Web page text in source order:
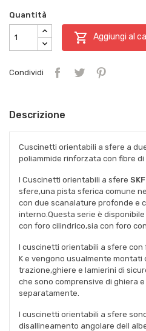
Quantità
 Aggiungi al
Condividi
Descrizione
Cuscinetti orientabili a sfere a
poliammide rinforzata con fibre di
I Cuscinetti orientabili a sfere SKF
sfere,una pista sferica comune
con due scanalature profonde e
interno.Questa serie è
con foro cilindrico,sia con foro
I cuscinetti orientabili a sfere con
K e vengono usualmente montati
trazione,ghiere e lamierini di
che sono comprensive di ghiera
separatamente.
I cuscinetti orientabili a sfere
disallineamento angolare dell